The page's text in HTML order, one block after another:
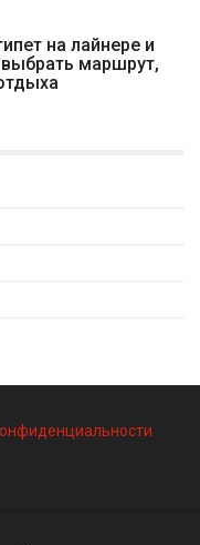
на лайнере и
маршрут,